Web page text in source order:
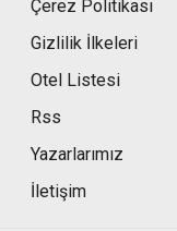
Çerez Politikası
Gizlilik İlkeleri
Otel Listesi
Rss
Yazarlarımız
İletişim